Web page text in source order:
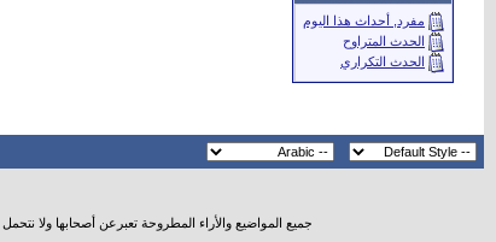
مفرد, أحداث هذا اليوم
الحدث المتراوح
الحدث التكراري
جميع المواضيع والأراء المطروحة تعبرعن أصحابها ولا